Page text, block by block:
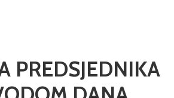
PREDSJEDNIKA